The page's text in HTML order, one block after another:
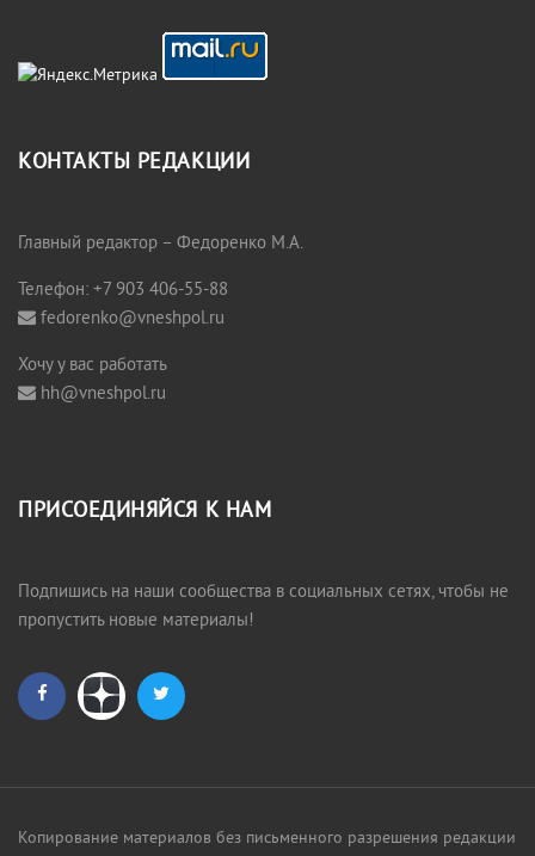
КОНТАКТЫ РЕДАКЦИИ
Главный редактор – Федоренко М.А.
Телефон: +7 903 406-55-88
fedorenko@vneshpol.ru
Хочу у вас работать
hh@vneshpol.ru
ПРИСОЕДИНЯЙСЯ К НАМ
Подпишись на наши сообщества в социальных сетях, чтобы не
пропустить новые материалы!
Копирование материалов без письменного разрешения редакции